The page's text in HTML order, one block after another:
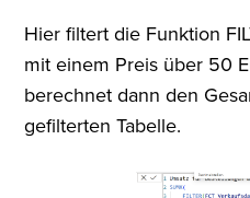
Hier filtert die Funktion
mit einem Preis über 50
berechnet dann den
gefilterten Tabelle.